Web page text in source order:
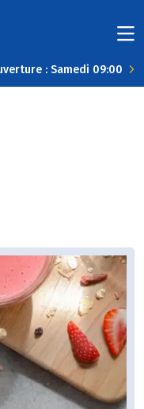
: Samedi 09:00